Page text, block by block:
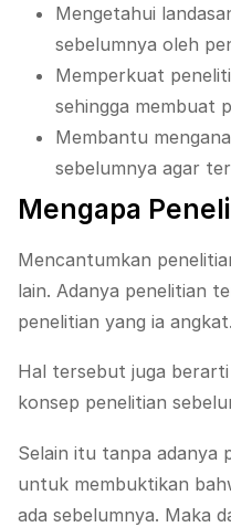
Mengetahui
sebelumnya oleh
Memperkuat
sehingga membuat
Membantu
sebelumnya agar
Mengapa
Mencantumkan
lain. Adanya penelitian
penelitian yang ia angkat.
Hal tersebut juga
konsep penelitian
Selain itu tanpa adanya
untuk membuktikan
ada sebelumnya. Maka